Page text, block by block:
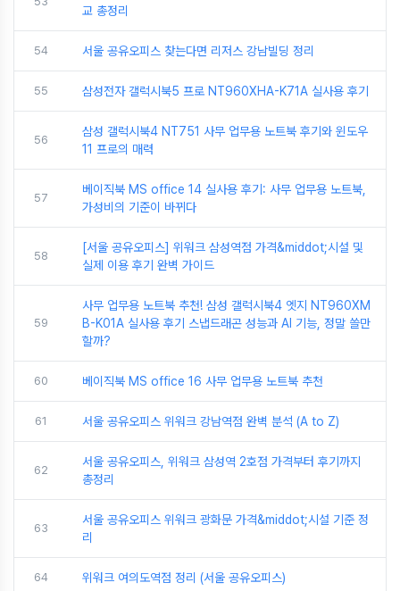
교 총정리
54 서울 공유오피스 찾는다면 리저스 강남빌딩 정리
55 삼성전자 갤럭시북5 프로 NT960XHA-K71A 실사용 후기
56
삼성 갤럭시북4 NT751 사무 업무용 노트북 후기와 윈도우
11 프로의 매력
57
베이직북 MS office 14 실사용 후기: 사무 업무용 노트북,
가성비의 기준이 바뀌다
58
[서울 공유오피스] 위워크 삼성역점 가격&middot;시설 및
실제 이용 후기 완벽 가이드
59
사무 업무용 노트북 추천! 삼성 갤럭시북4 엣지 NT960XM
B-K01A 실사용 후기 스냅드래곤 성능과 AI 기능, 정말 쓸만
할까?
60 베이직북 MS office 16 사무 업무용 노트북 추천
61 서울 공유오피스 위워크 강남역점 완벽 분석 (A to Z)
62
서울 공유오피스, 위워크 삼성역 2호점 가격부터 후기까지
총정리
63
서울 공유오피스 위워크 광화문 가격&middot;시설 기준 정
리
64 위워크 여의도역점 정리 (서울 공유오피스)